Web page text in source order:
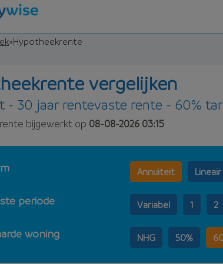
»Hypotheekrente
vergelijken
- 30 jaar rentevaste rente - 60%
bijgewerkt op 08-08-2026 03:15
Annuiteit Lineair
periode Variabel 1 2
woning NHG 50%